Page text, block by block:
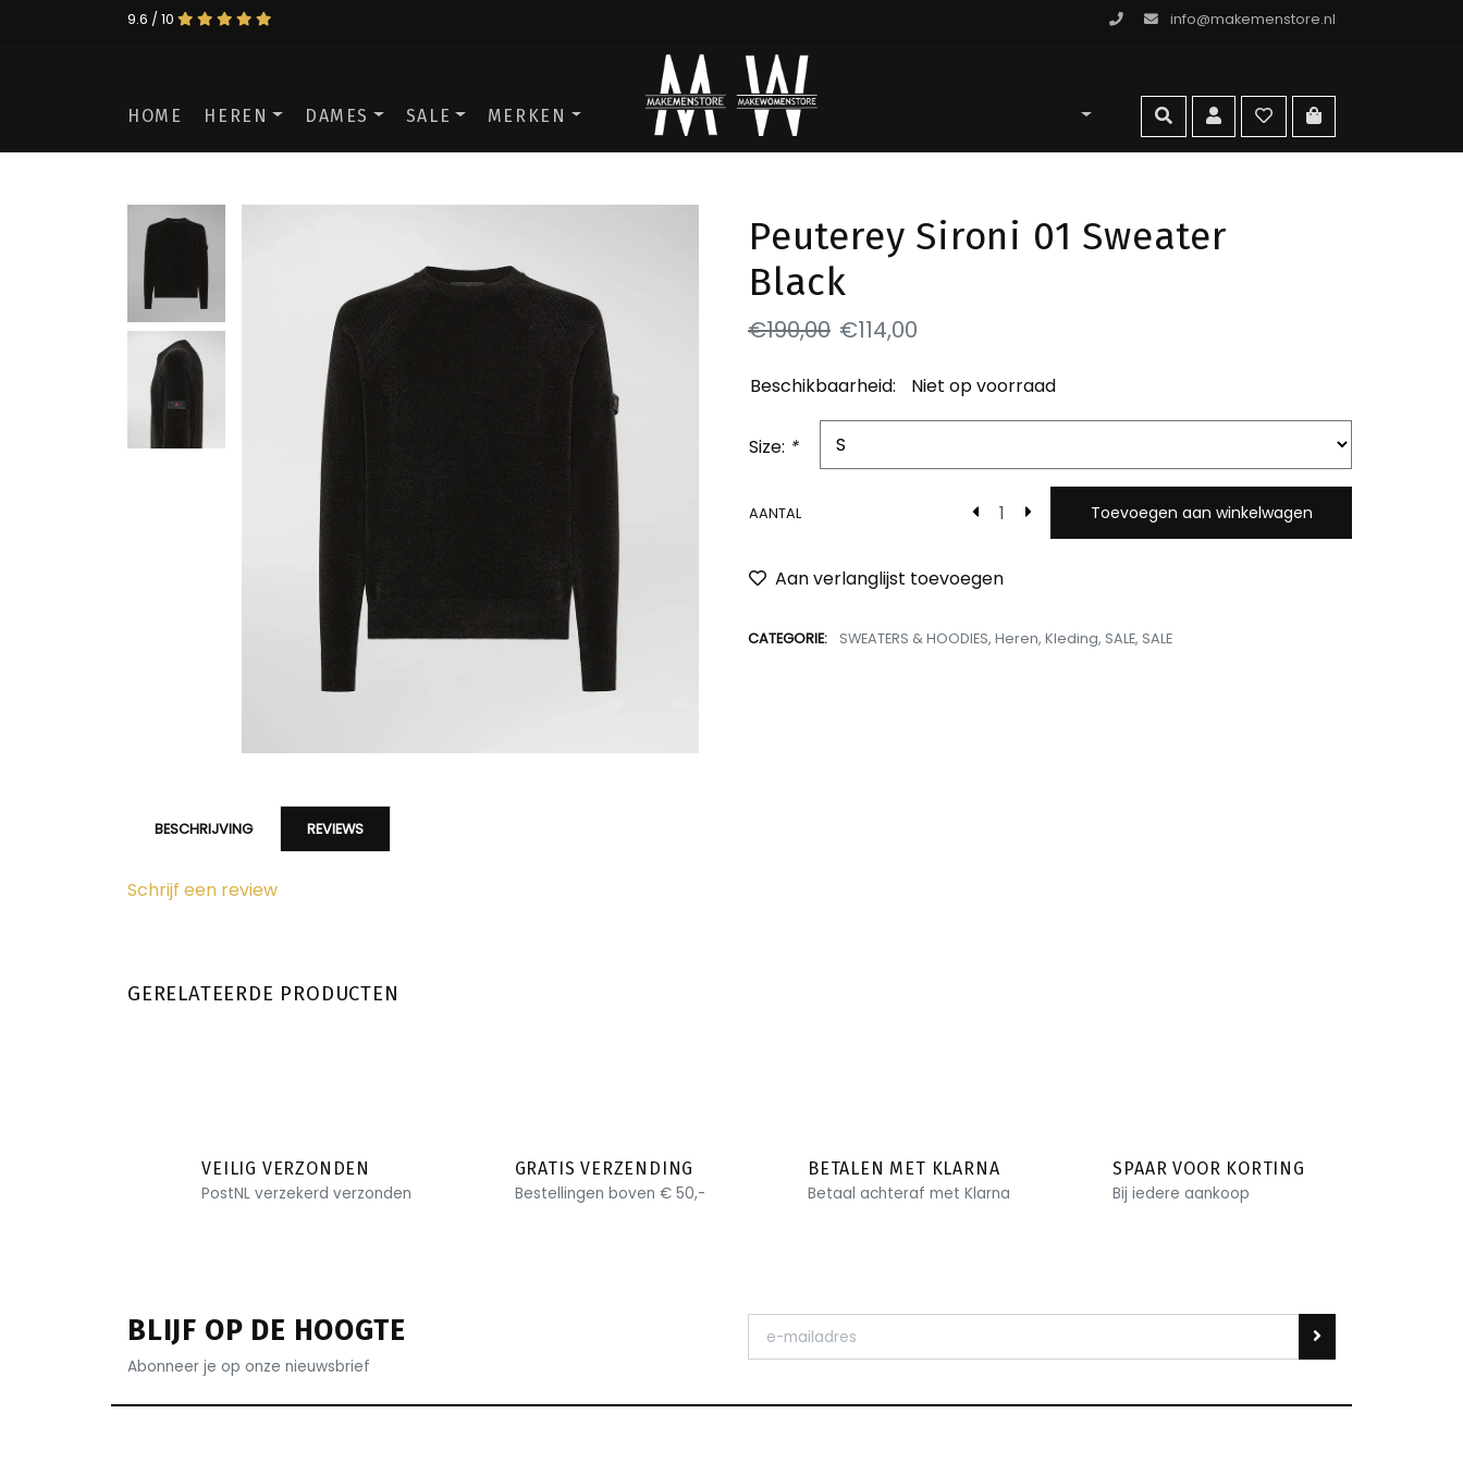
9.6 / 10 info@makemenstore.nl
ga naar de men store
HOME HEREN DAMES SALE MERKEN zoekenaccountwishlistga naar
Peuterey Sironi 01 Sweater
Black
€190,00 €114,00
Beschikbaarheid: Niet op voorraad
Size: *
AANTAL Toevoegen aan winkelwagen
Aan verlanglijst toevoegen
CATEGORIE: SWEATERS & HOODIES, Heren, Kleding, SALE, SALE
BESCHRIJVING REVIEWS
Schrijf een review
GERELATEERDE PRODUCTEN
VEILIG VERZONDEN
PostNL verzekerd verzonden
GRATIS VERZENDING
Bestellingen boven € 50,-
BETALEN MET KLARNA
Betaal achteraf met Klarna
SPAAR VOOR KORTING
Bij iedere aankoop
BLIJF OP DE HOOGTE
Abonneer je op onze nieuwsbrief